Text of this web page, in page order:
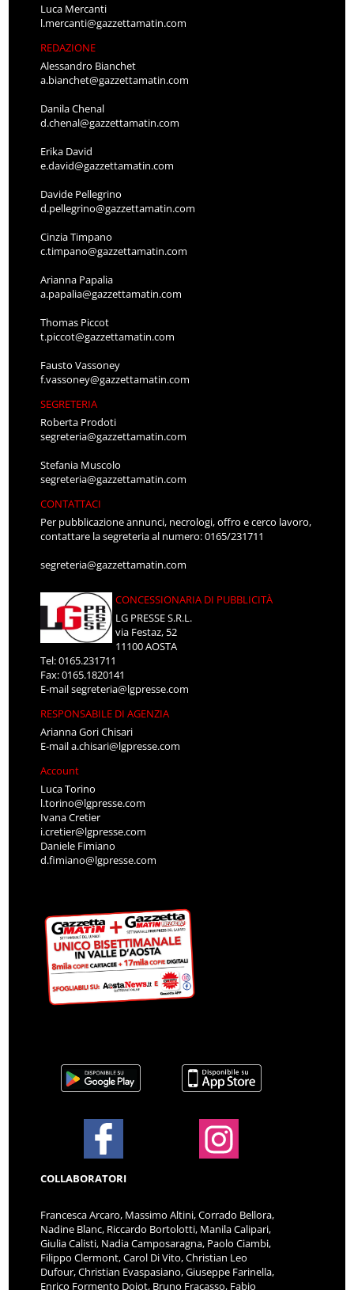
Luca Mercanti
l.mercanti@gazzettamatin.com
REDAZIONE
Alessandro Bianchet
a.bianchet@gazzettamatin.com
Danila Chenal
d.chenal@gazzettamatin.com
Erika David
e.david@gazzettamatin.com
Davide Pellegrino
d.pellegrino@gazzettamatin.com
Cinzia Timpano
c.timpano@gazzettamatin.com
Arianna Papalia
a.papalia@gazzettamatin.com
Thomas Piccot
t.piccot@gazzettamatin.com
Fausto Vassoney
f.vassoney@gazzettamatin.com
SEGRETERIA
Roberta Prodoti
segreteria@gazzettamatin.com
Stefania Muscolo
segreteria@gazzettamatin.com
CONTATTACI
Per pubblicazione annunci, necrologi, offro e cerco lavoro,
contattare la segreteria al numero: 0165/231711
segreteria@gazzettamatin.com
CONCESSIONARIA DI PUBBLICITÀ
LG PRESSE S.R.L.
via Festaz, 52
11100 AOSTA
Tel: 0165.231711
Fax: 0165.1820141
E-mailsegreteria@lgpresse.com
RESPONSABILE DI AGENZIA
Arianna Gori Chisari
E-maila.chisari@lgpresse.com
Account
Luca Torino
l.torino@lgpresse.com
Ivana Cretier
i.cretier@lgpresse.com
Daniele Fimiano
d.fimiano@lgpresse.com
COLLABORATORI
Francesca Arcaro, Massimo Altini, Corrado Bellora,
Nadine Blanc, Riccardo Bortolotti, Manila Calipari,
Giulia Calisti, Nadia Camposaragna, Paolo Ciambi,
Filippo Clermont, Carol Di Vito, Christian Leo
Dufour, Christian Evaspasiano, Giuseppe Farinella,
Enrico Formento Dojot, Bruno Fracasso, Fabio